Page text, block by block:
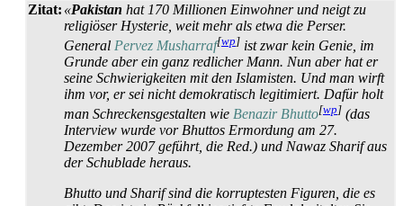
Zitat: «Pakistan hat 170 Millionen Einwohner und neigt zu
religiöser Hysterie, weit mehr als etwa die Perser.
General Pervez Musharraf[wp] ist zwar kein Genie, im
Grunde aber ein ganz redlicher Mann. Nun aber hat er
seine Schwierigkeiten mit den Islamisten. Und man wirft
ihm vor, er sei nicht demokratisch legitimiert. Dafür holt
man Schreckens­gestalten wie Benazir Bhutto[wp] (das
Interview wurde vor Bhuttos Ermordung am 27.
Dezember 2007 geführt, die Red.) und Nawaz Sharif aus
der Schublade heraus.
Bhutto und Sharif sind die korruptesten Figuren, die es